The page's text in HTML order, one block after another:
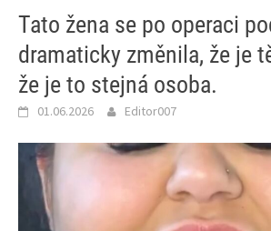
Tato žena se po operaci
dramaticky změnila, že je
že je to stejná osoba.
01.06.2026 Editor007